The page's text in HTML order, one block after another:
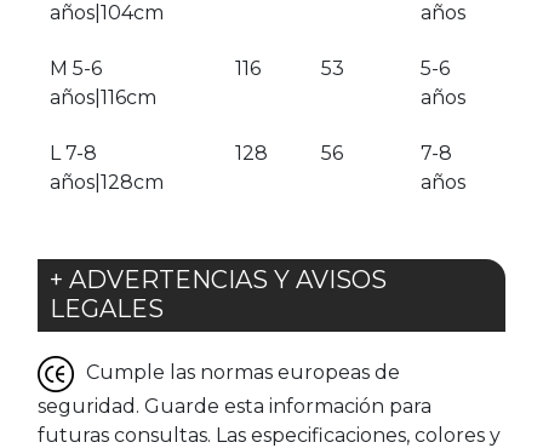
años|104cm
años
M 5-6
años|116cm
116 53
5-6
años
L 7-8
años|128cm
128 56
7-8
años
+ ADVERTENCIAS Y AVISOS
LEGALES
Cumple las normas europeas de
seguridad. Guarde esta información para
futuras consultas. Las especificaciones, colores y